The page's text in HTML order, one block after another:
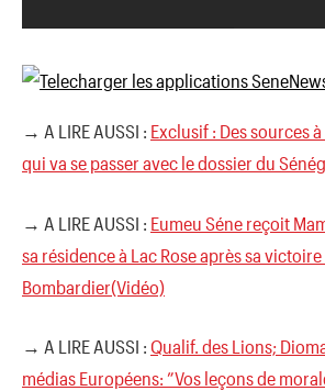
→ A LIRE AUSSI : Exclusif : Des sources
qui va se passer avec le dossier du
→ A LIRE AUSSI : Eumeu Séne reçoit
sa résidence à Lac Rose après sa
Bombardier(Vidéo)
→ A LIRE AUSSI : Qualif. des Lions;
médias Européens: ”Vos leçons de